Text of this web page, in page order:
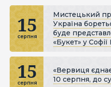
15
серпня
Мистецький
Україна
буде
«Букет» у Софії
15
серпня
«Вервиця
10 серпня, до